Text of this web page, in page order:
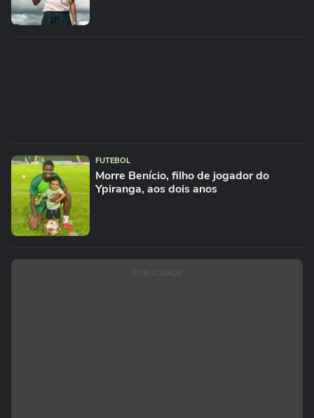
FUTEBOL
Morre Benício, filho de jogador do
Ypiranga, aos dois anos
PUBLICIDADE